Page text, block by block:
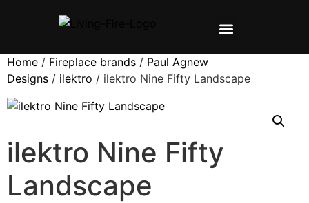
Home / Fireplace brands / Paul Agnew
Designs / ilektro / ilektro Nine Fifty Landscape
ilektro Nine Fifty
Landscape